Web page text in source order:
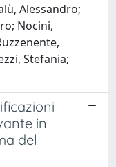
Alessandro;
Nocini,
Stefania;
in
del